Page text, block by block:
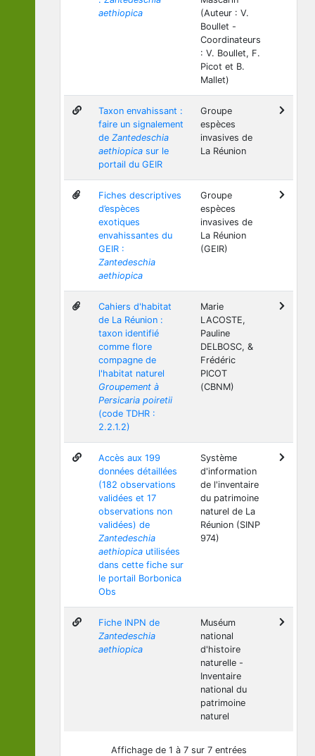
aethiopica
(Auteur : V.
Boullet -
Coordinateurs
: V. Boullet, F.
Picot et B.
Mallet)
Taxon envahissant :
faire un signalement
de Zantedeschia
aethiopica sur le
portail du GEIR
Groupe
espèces
invasives de
La Réunion
Fiches descriptives
d’espèces
exotiques
envahissantes du
GEIR :
Zantedeschia
aethiopica
Groupe
espèces
invasives de
La Réunion
(GEIR)
Cahiers d'habitat
de La Réunion :
taxon identifié
comme flore
compagne de
l'habitat naturel
Groupement à
Persicaria poiretii
(code TDHR :
2.2.1.2)
Marie
LACOSTE,
Pauline
DELBOSC, &
Frédéric
PICOT
(CBNM)
Accès aux 199
données détaillées
(182 observations
validées et 17
observations non
validées) de
Zantedeschia
aethiopica utilisées
dans cette fiche sur
le portail Borbonica
Obs
Système
d'information
de l'inventaire
du patrimoine
naturel de La
Réunion (SINP
974)
Fiche INPN de
Zantedeschia
aethiopica
Muséum
national
d'histoire
naturelle -
Inventaire
national du
patrimoine
naturel
Affichage de 1 à 7 sur 7 entrées